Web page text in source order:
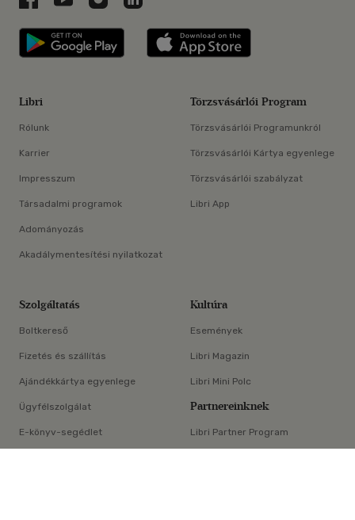
×
Libri applikáció Szerezd meg: Google
Libri
Rólunk
Karrier
Impresszum
Társadalmi programok
Adományozás
Akadálymentesítési nyilatkozat
Törzsvásárlói Program
Törzsvásárlói Programunkról
Törzsvásárlói Kártya egyenlege
Törzsvásárlói szabályzat
Libri App
Szolgáltatás
Boltkereső
Fizetés és szállítás
Ajándékkártya egyenlege
Ügyfélszolgálat
E-könyv-segédlet
Kultúra
Események
Libri Magazin
Libri Mini Polc
Partnereinknek
Libri Partner Program